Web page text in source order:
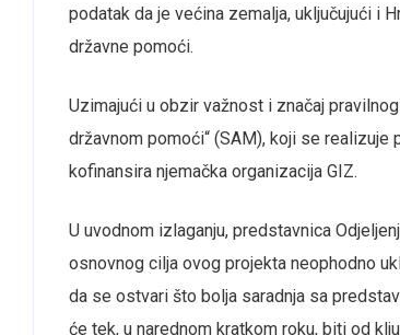
podatak da je većina zemalja, uključujući i
državne pomoći.
Uzimajući u obzir važnost i značaj
državnom pomoći“ (SAM), koji se
kofinansira njemačka organizacija GIZ.
U uvodnom izlaganju, predstavnica
osnovnog cilja ovog projekta neophodno
da se ostvari što bolja saradnja sa
će tek, u narednom kratkom roku, biti od